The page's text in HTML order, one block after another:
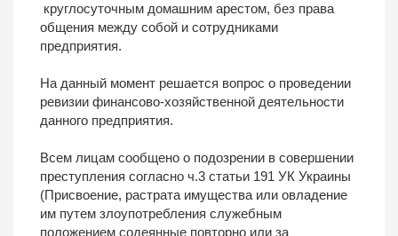
круглосуточным домашним арестом, без права
общения между собой и сотрудниками
предприятия.
На данный момент решается вопрос о проведении
ревизии финансово-хозяйственной деятельности
данного предприятия.
Всем лицам сообщено о подозрении в совершении
преступления согласно ч.3 статьи 191 УК Украины
(Присвоение, растрата имущества или овладение
им путем злоупотребления служебным
положением содеянные повторно или за